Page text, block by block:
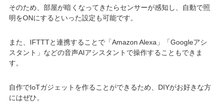
そのため、部屋が暗くなってきたらセンサーが感知し、自動で照
明をONにするといった設定も可能です。
また、IFTTTと連携することで「Amazon Alexa」「Googleアシ
スタント」などの音声AIアシスタントで操作することもできま
す。
自作でIoTガジェットを作ることができるため、DIYがお好きな方
にはぜひ。